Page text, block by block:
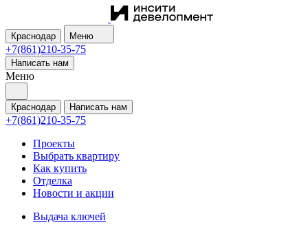
Краснодар Меню
+7(861)210-35-75
Написать нам
Меню
Краснодар Написать нам
+7(861)210-35-75
Проекты
Выбрать квартиру
Как купить
Отделка
Новости и акции
Выдача ключей